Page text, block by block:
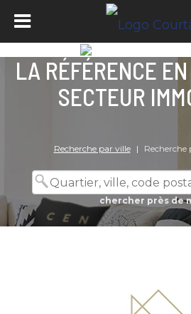
LA RÉFÉRENCE
SECTEUR
Recherche par ville | Recherche
chercher près de